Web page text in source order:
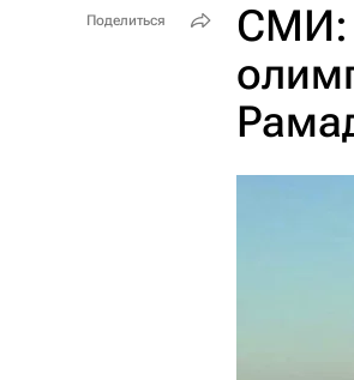
СМИ:
Поделиться